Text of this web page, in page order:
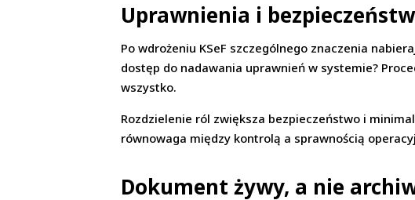
Uprawnienia i
Po wdrożeniu KSeF szczególnego znaczenia
dostęp do nadawania uprawnień w systemie?
wszystko.
Rozdzielenie ról zwiększa bezpieczeństwo i
równowaga między kontrolą a sprawnością
Dokument żywy, a nie